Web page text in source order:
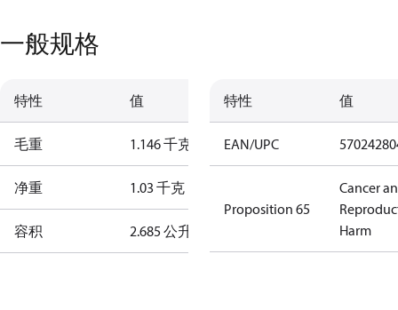
一般规格
特性 值
毛重 1.146 千克
净重 1.03 千克
容积 2.685 公升
特性 值
EAN/UPC
Proposition 65
Cancer
Harm